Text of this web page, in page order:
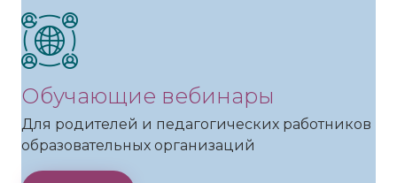
Обучающие вебинары
Для родителей и педагогических работников
образовательных организаций